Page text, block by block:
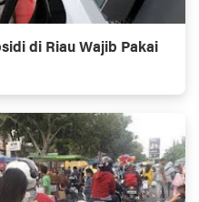
di Riau Wajib Pakai